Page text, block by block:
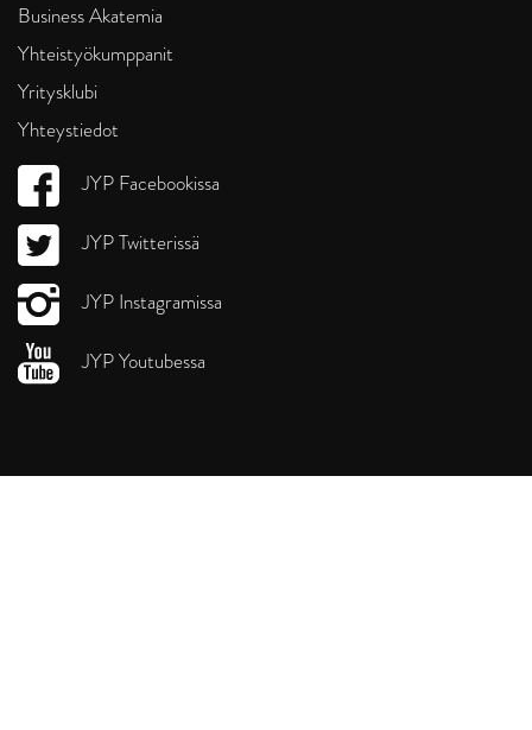
Business Akatemia
Yhteistyökumppanit
Yritysklubi
Yhteystiedot
JYP Facebookissa
JYP Twitterissä
JYP Instagramissa
JYP Youtubessa